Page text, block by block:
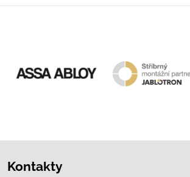
Kontakty